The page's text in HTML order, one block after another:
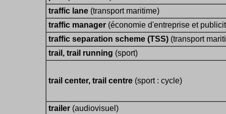
traffic lane (transport maritime)
traffic manager (économie d'entreprise et
traffic separation scheme (TSS) (transport
trail, trail running (sport)
trail center, trail centre (sport : cycle)
trailer (audiovisuel)